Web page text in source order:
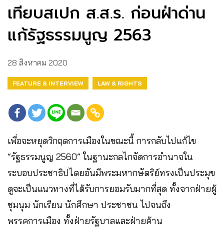
เทียบสเปก ส.ส.ร. ก่อนฝ่าด่าน
แก้รัฐธรรมนูญ 2563
28 สิงหาคม 2020
FEATURE & INTERVIEW LAW & RIGHTS
เพื่อจะหยุดวิกฤตการเมืองในขณะนี้ การกลับไปแก้ไข
“รัฐธรรมนูญ 2560” ในฐานะกลไกจัดการอำนาจใน
ระบอบประชาธิปไตยอันมีพระมหากษัตริย์ทรงเป็นประมุข
ดูจะเป็นแนวทางที่ได้รับการยอมรับมากที่สุด ทั้งจากฝ่ายผู้
ชุมนุม นักเรียน นักศึกษา ประชาชน ไปจนถึง
พรรคการเมือง ทั้งฝ่ายรัฐบาลและฝ่ายค้าน